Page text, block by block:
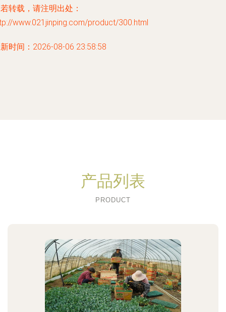
转载，请注明出处：
www.021jinping.com/product/300.html
时间：2026-08-06 23:58:58
产品列表
PRODUCT